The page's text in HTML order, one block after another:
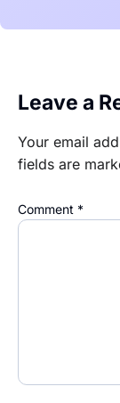
Leave a
Your email
fields are
Comment *